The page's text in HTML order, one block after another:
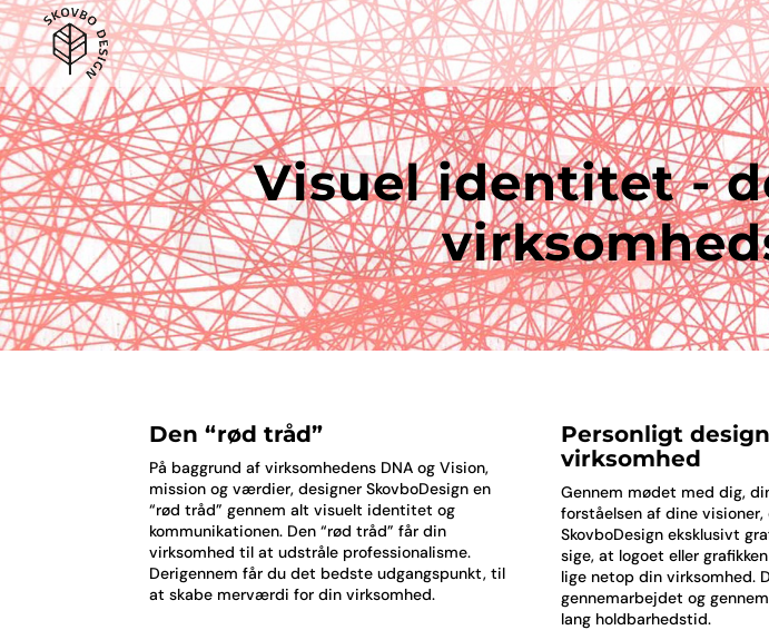
Visuel identitet -
Den “rød tråd”
På baggrund af virksomhedens DNA og Vision,
mission og værdier, designer SkovboDesign en
“rød tråd” gennem alt visuelt identitet og
kommunikationen. Den “rød tråd” får din
virksomhed til at udstråle professionalisme.
Derigennem får du det bedste udgangspunkt, til
at skabe merværdi for din virksomhed.
Personligt
virksomhed
Gennem mødet med dig,
forståelsen af dine visioner,
SkovboDesign eksklusivt
sige, at logoet eller
lige netop din virksomhed.
gennemarbejdet og
lang holdbarhedstid.